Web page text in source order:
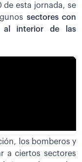
de esta jornada, se
sectores con
interior de las
los bomberos y
a ciertos sectores